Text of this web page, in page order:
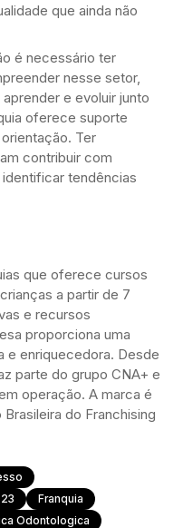
que ainda não
é necessário ter
nesse setor,
e evoluir junto
oferece suporte
Ter
contribuir com
tendências
que oferece cursos
a partir de 7
e recursos
proporciona uma
e enriquecedora. Desde
parte do grupo CNA+ e
operação. A marca é
do Franchising
Franquia
Odontologica